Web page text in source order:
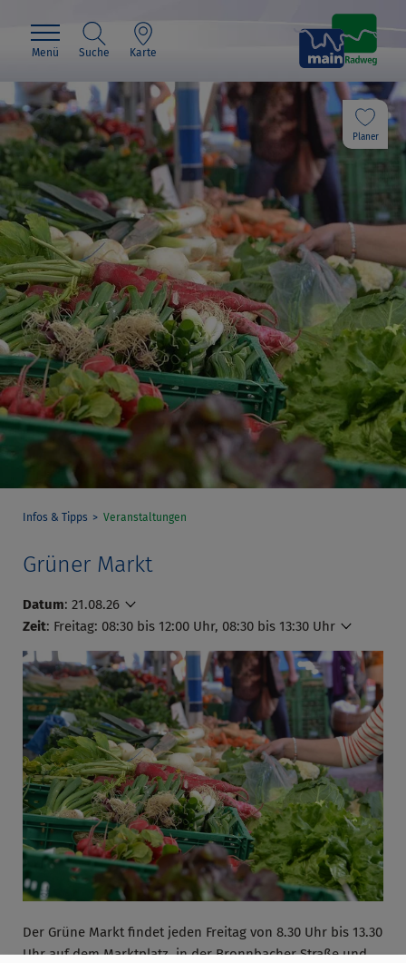
Menü Suche Karte
Planer
Infos & Tipps Veranstaltungen
Grüner Markt
Datum: 21.08.26
Zeit: Freitag: 08:30 bis 12:00 Uhr, 08:30 bis 13:30 Uhr
Der Grüne Markt findet jeden Freitag von 8.30 Uhr bis 13.30
Uhr auf dem Marktplatz, in der Bronnbacher Straße und